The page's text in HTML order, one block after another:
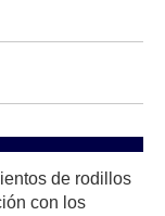
de rodillos
con los